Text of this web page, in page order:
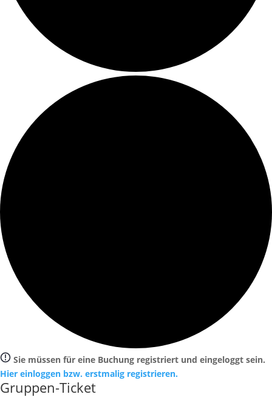
Sie müssen für eine Buchung registriert und eingeloggt sein.
Hier einloggen bzw. erstmalig registrieren.
Gruppen-Ticket